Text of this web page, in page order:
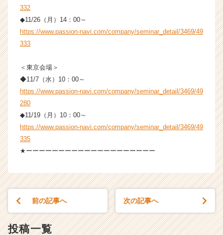
C
a
332
◆11/26（月）14：00～
https://www.passion-navi.com/company/seminar_detail/3469/49
333
＜東京会場＞
◆11/7（水）10：00～
https://www.passion-navi.com/company/seminar_detail/3469/49
280
◆11/19（月）10：00～
https://www.passion-navi.com/company/seminar_detail/3469/49
335
★ーーーーーーーーーーーーーーーーーーーー
前の記事へ 次の記事へ
投稿一覧